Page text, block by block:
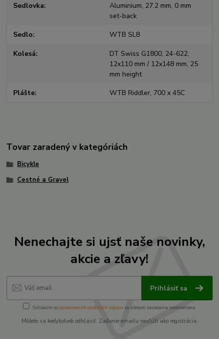
Sedlovka
Aluminium, 27.2 mm, 0 mm
set-back
Sedlo WTB SL8
Kolesá
DT Swiss G1800, 24-622,
12x110 mm / 12x148 mm, 25
mm height
Plášte WTB Riddler, 700 x 45C
Tovar zaradený v kategóriách
Bicykle
Cestné a Gravel
Nenechajte si ujsť naše novinky,
akcie a zľavy!
Prihlásiť sa
Súhlasím sospracovaním osobných údajov za účelom zasielania newslettera.
Môžete sa kedykoľvek odhlásiť. Zadanie emailu neslúži ako registrácia.